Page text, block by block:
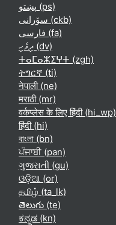
پښتو ‎(ps)‎
سۆرانی ‎(ckb)‎
فارسی ‎(fa)‎
ދިވެހި ‎(dv)‎
ⵜⴰⵎⴰⵣⵉⵖⵜ ‎(zgh)‎
ትግርኛ ‎(ti)‎
नेपाली ‎(ne)‎
मराठी ‎(mr)‎
वर्कप्लेस के लिए हिंदी ‎(hi_wp)‎
हिंदी ‎(hi)‎
বাংলা ‎(bn)‎
ਪੰਜਾਬੀ ‎(pan)‎
ગુજરાતી ‎(gu)‎
ଓଡ଼ିଆ ‎(or)‎
தமிழ் ‎(ta_lk)‎
తెలుగు ‎(te)‎
ಕನ್ನಡ ‎(kn)‎